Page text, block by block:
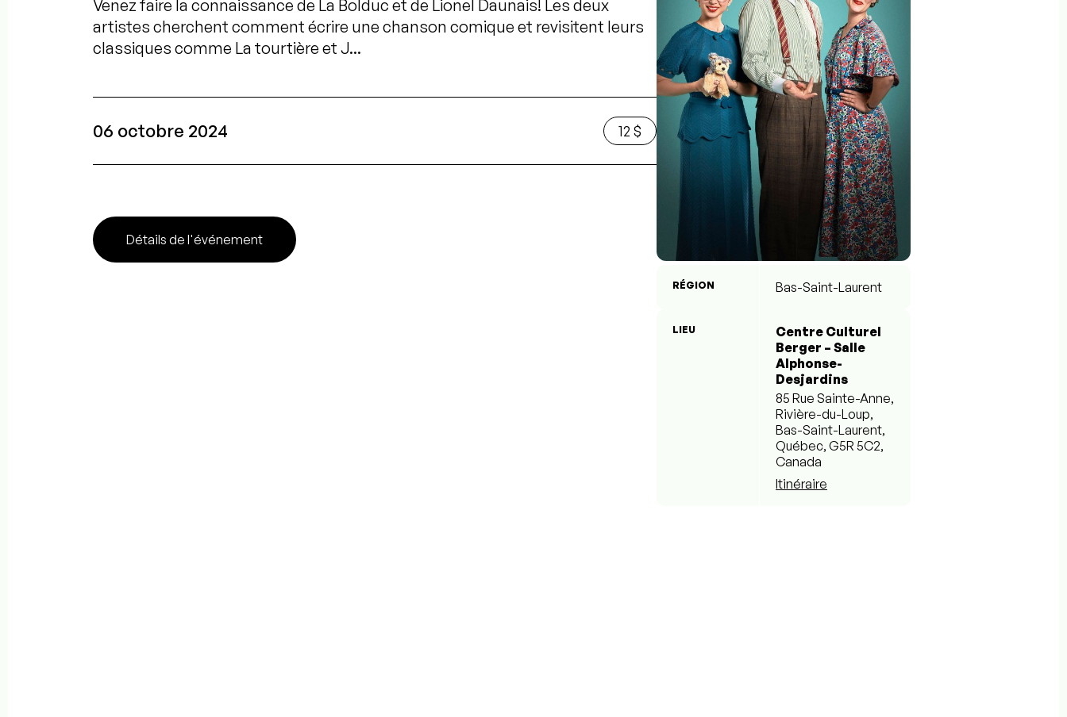
Venez faire la connaissance de La Bolduc et de Lionel Daunais! Les deux
artistes cherchent comment écrire une chanson comique et revisitent leurs
classiques comme La tourtière et J...
06 octobre 2024 12 $
Détails de l'événement
RÉGION Bas-Saint-Laurent
LIEU
Centre Culturel
Berger – Salle
Alphonse-
Desjardins
85 Rue Sainte-Anne,
Rivière-du-Loup,
Bas-Saint-Laurent,
Québec, G5R 5C2,
Canada
Itinéraire